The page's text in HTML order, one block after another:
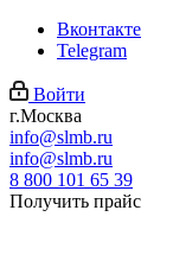
Вконтакте
Telegram
Войти
г.Москва
info@slmb.ru
info@slmb.ru
8 800 101 65 39
Получить прайс